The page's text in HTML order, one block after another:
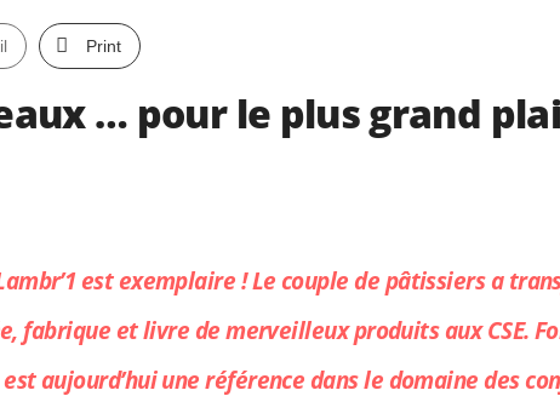
Print
… pour le plus grand
est exemplaire ! Le couple de pâtissiers a
fabrique et livre de merveilleux produits aux CSE.
aujourd’hui une référence dans le domaine des